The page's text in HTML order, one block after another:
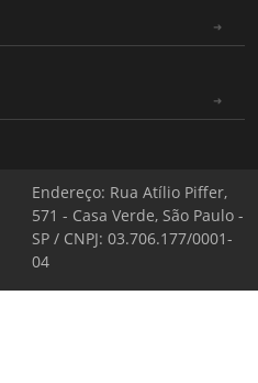
Endereço: Rua Atílio Piffer,
571 - Casa Verde, São Paulo -
SP / CNPJ: 03.706.177/0001-
04